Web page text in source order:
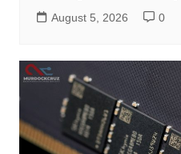
August 5, 2026 0